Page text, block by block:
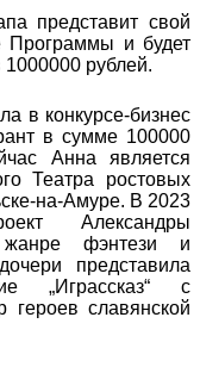
представит свой
Программы и будет
1000000 рублей.
в конкурсе-бизнес
в сумме 100000
Анна является
Театра ростовых
на-Амуре. В 2023
Александры
жанре фэнтези и
представила
„Играссказ“ с
героев славянской